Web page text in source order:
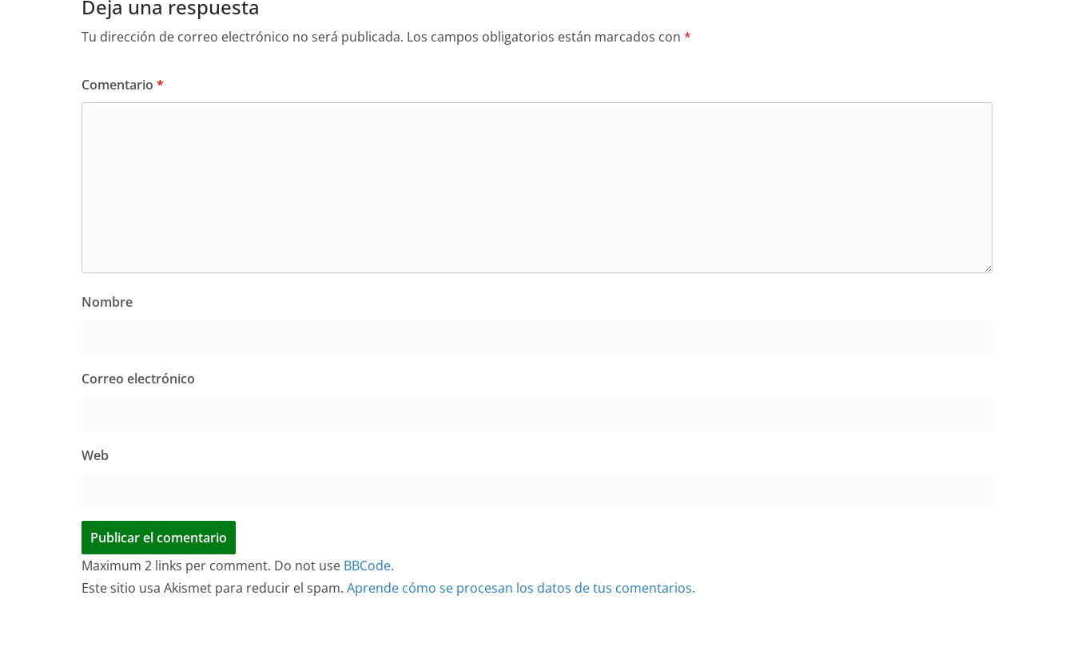
Deja una respuesta
Tu dirección de correo electrónico no será publicada. Los campos obligatorios están marcados con *
Comentario *
Nombre
Correo electrónico
Web
Maximum 2 links per comment. Do not use BBCode.
Este sitio usa Akismet para reducir el spam. Aprende cómo se procesan los datos de tus comentarios.